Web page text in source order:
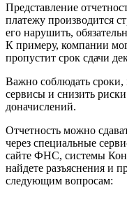
Представление
платежу производится
его нарушить,
К примеру, компании
пропустит срок сдачи
Важно соблюдать сроки,
сервисы и снизить
доначислений.
Отчетность можно
через специальные
сайте ФНС, системы
найдете разъяснения и
следующим вопросам: